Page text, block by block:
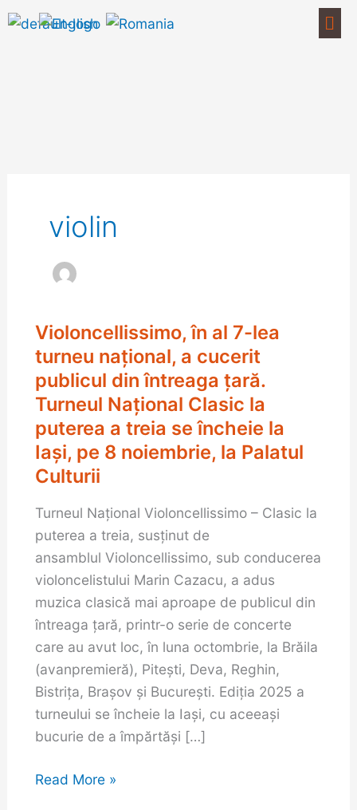
Skip
violin
Violoncellissimo, în al 7-lea
turneu naţional, a cucerit
publicul din întreaga țară.
Turneul Național Clasic la
puterea a treia se încheie la
Iași, pe 8 noiembrie, la Palatul
Culturii
Turneul Național Violoncellissimo – Clasic la
puterea a treia, susținut de
ansamblul Violoncellissimo, sub conducerea
violoncelistului Marin Cazacu, a adus
muzica clasică mai aproape de publicul din
întreaga țară, printr-o serie de concerte
care au avut loc, în luna octombrie, la Brăila
(avanpremieră), Pitești, Deva, Reghin,
Bistrița, Brașov și București. Ediția 2025 a
turneului se încheie la Iași, cu aceeași
bucurie de a împărtăși […]
Violoncellissimo,
în
al
7-
turneu
naţional,
a
cucerit
publicul
din
întreaga
țară.
Turneul
Național
Clasic
la
puterea
a
se
Read More »